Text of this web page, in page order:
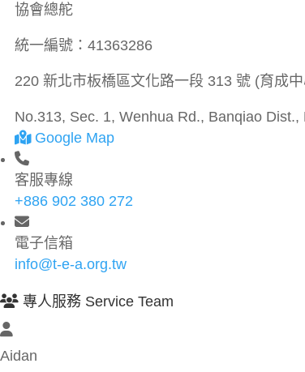
協會總舵
統一編號： 41363286
220 新北市板橋區文化路一段 313 號 (育成
No.313, Sec. 1, Wenhua Rd., Banqiao
Google Map
客服專線
+886 902 380 272
電子信箱
info@t-e-a.org.tw
專人服務 Service Team
Aidan